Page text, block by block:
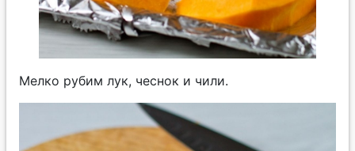
Мелко рубим лук, чеснок и чили.